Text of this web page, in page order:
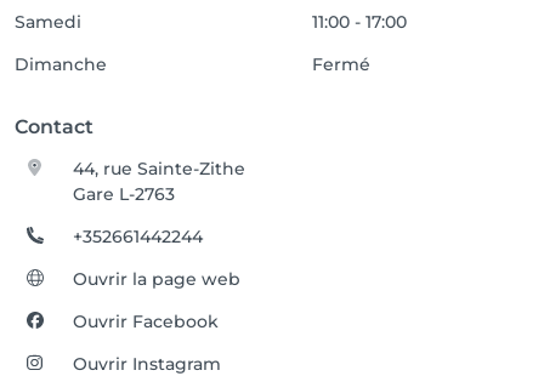
Samedi
11:00 - 17:00
Dimanche
Fermé
Contact
44, rue Sainte-Zithe
Gare L-2763
+352661442244
Ouvrir la page web
Ouvrir Facebook
Ouvrir Instagram